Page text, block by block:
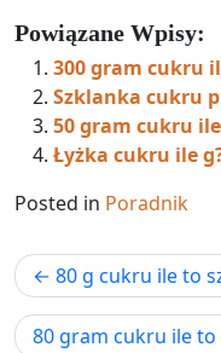
Powiązane Wpisy:
300 gram cukru
Szklanka cukru
50 gram cukru
Łyżka cukru ile
Posted in Poradnik
Nawigacja
wpisu
80 g cukru ile to
80 gram cukru ile to